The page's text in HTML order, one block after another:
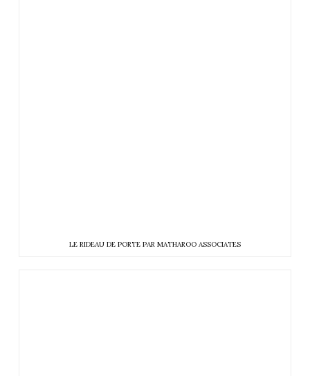
LE RIDEAU DE PORTE PAR MATHAROO ASSOCIATES